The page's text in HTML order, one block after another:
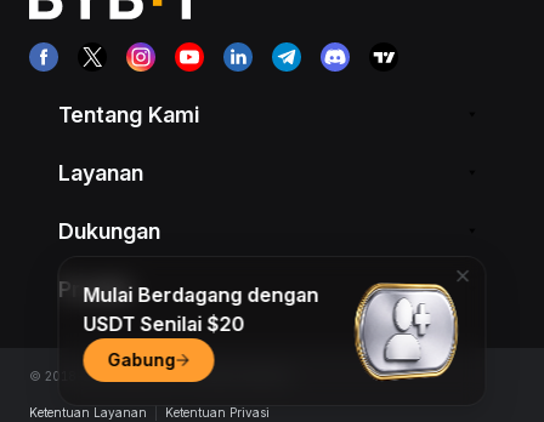
Tentang Kami
Layanan
Dukungan
Produk
© 2018-2026 Bybit.com. All rights reserved.
Ketentuan Layanan Ketentuan Privasi
Mulai Berdagang dengan
USDT Senilai $20
Gabung